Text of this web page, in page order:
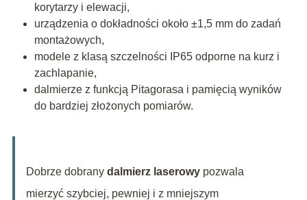
korytarzy i elewacji,
urządzenia o dokładności około ±1,5 mm do zadań
montażowych,
modele z klasą szczelności IP65 odporne na kurz i
zachlapanie,
dalmierze z funkcją Pitagorasa i pamięcią wyników
do bardziej złożonych pomiarów.
Dobrze dobrany dalmierz laserowypozwala
mierzyć szybciej, pewniej i z mniejszym